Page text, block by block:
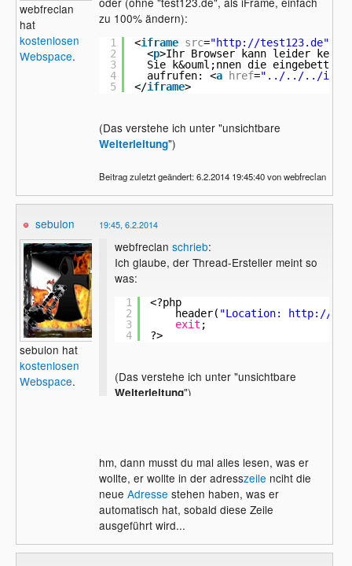
webfreclan
hat
kostenlosen
Webspace.
zu 100% ändern):
1
2
3
4
5
<iframe src="http://test123.de"
<p>Ihr Browser kann leider keine
Sie k&ouml;nnen die
aufrufen: <a href="../../../
</iframe>
(Das verstehe ich unter "unsichtbare
Weiterleitung")
Beitrag zuletzt geändert: 6.2.2014 19:45:40 von webfreclan
sebulon
sebulon hat
kostenlosen
Webspace.
19:45, 6.2.2014
webfreclan schrieb:
Ich glaube, der Thread-Ersteller meint so
was:
1
2
3
4
<?php
header( "Location: http://
exit ;
?>
(Das verstehe ich unter "unsichtbare
Weiterleitung")
hm, dann musst du mal alles lesen, was er
wollte, er wollte in der adresszeile nciht die
neue Adresse stehen haben, was er
automatisch hat, sobald diese Zeile
ausgeführt wird...